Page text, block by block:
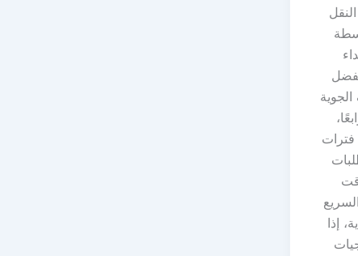
فترات
إذا